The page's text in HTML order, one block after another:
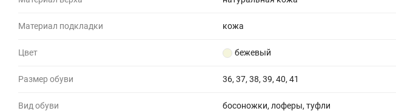
Материал подкладки кожа
Цвет бежевый
Размер обуви 36, 37, 38, 39, 40, 41
Вид обуви босоножки, лоферы, туфли